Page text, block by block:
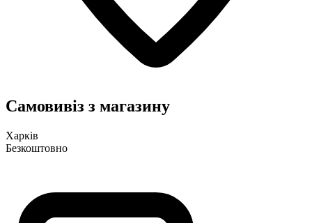
Самовивіз з магазину
Харків
Безкоштовно